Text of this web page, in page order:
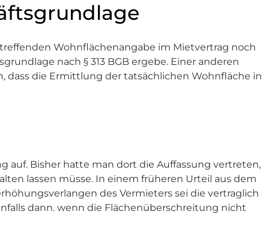
Wohnflächenangabe im Mietvertrag noch
nach § 313 BGB ergebe. Einer anderen
dass die Ermittlung der tatsächlichen Wohnfläche in
auf. Bisher hatte man dort die Auffassung vertreten,
lassen müsse. In einem früheren Urteil aus dem
des Vermieters sei die vertraglich
dann. wenn die Flächenüberschreitung nicht